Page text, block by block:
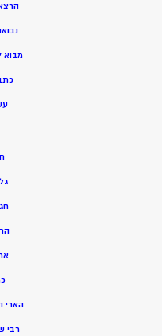
מ
ע
הארי
רבי